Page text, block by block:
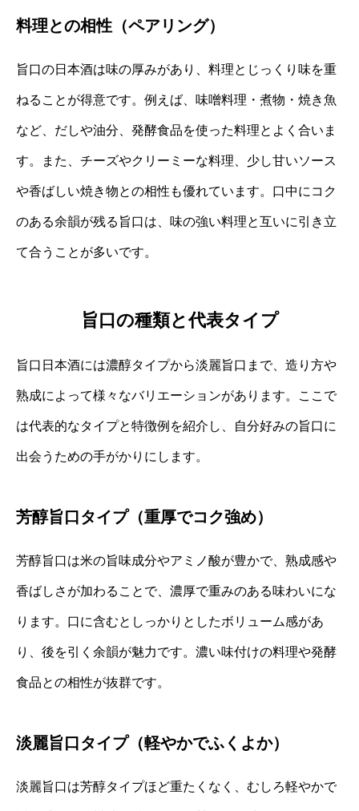
料理との相性（ペアリング）
旨口の日本酒は味の厚みがあり、料理とじっくり味を重
ねることが得意です。例えば、味噌料理・煮物・焼き魚
など、だしや油分、発酵食品を使った料理とよく合いま
す。また、チーズやクリーミーな料理、少し甘いソース
や香ばしい焼き物との相性も優れています。口中にコク
のある余韻が残る旨口は、味の強い料理と互いに引き立
て合うことが多いです。
旨口の種類と代表タイプ
旨口日本酒には濃醇タイプから淡麗旨口まで、造り方や
熟成によって様々なバリエーションがあります。ここで
は代表的なタイプと特徴例を紹介し、自分好みの旨口に
出会うための手がかりにします。
芳醇旨口タイプ（重厚でコク強め）
芳醇旨口は米の旨味成分やアミノ酸が豊かで、熟成感や
香ばしさが加わることで、濃厚で重みのある味わいにな
ります。口に含むとしっかりとしたボリューム感があ
り、後を引く余韻が魅力です。濃い味付けの料理や発酵
食品との相性が抜群です。
淡麗旨口タイプ（軽やかでふくよか）
淡麗旨口は芳醇タイプほど重たくなく、むしろ軽やかで